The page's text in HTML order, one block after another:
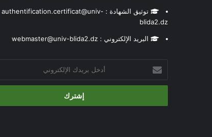
توثيق الشهادة : authentification.certificat@univ-
blida2.dz
البريد الإلكتروني : webmaster@univ-blida2.dz
بريدك
الإلكتروني